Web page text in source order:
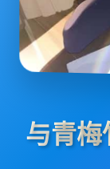
与青